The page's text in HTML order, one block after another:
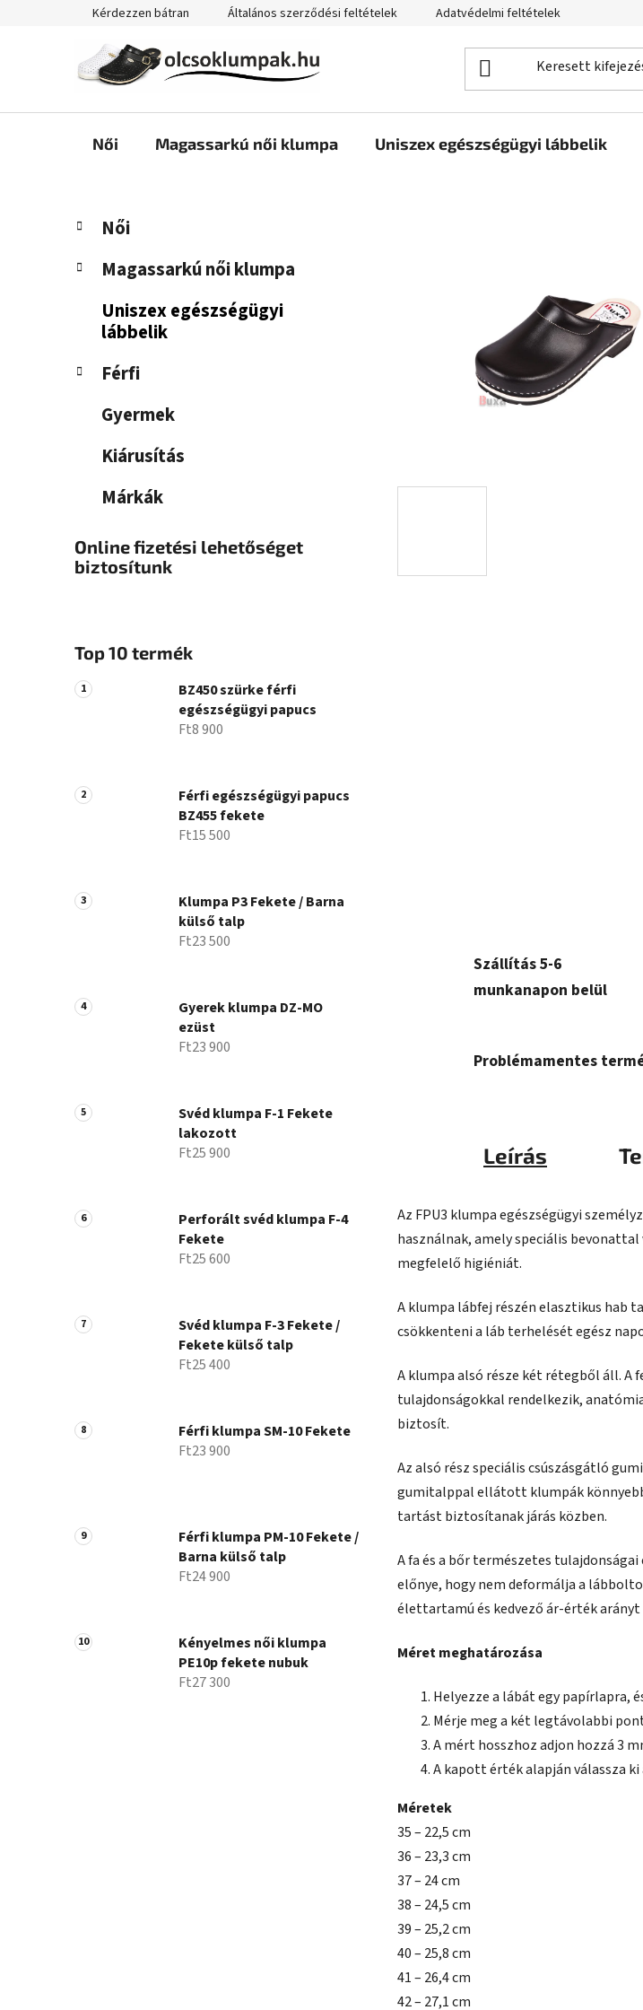
tartalomhoz
Kérdezzen bátran Általános szerződési feltételek Adatvédelmi feltételek
Női Magassarkú női klumpa Uniszex egészségügyi lábbelik
O
d
p
Kategóriák
átugrása
K
a
e
á
Női
Magassarkú női klumpa
Uniszex egészségügyi
lábbelik
Férfi
Gyermek
Kiárusítás
Márkák
Online fizetési lehetőséget
biztosítunk
Top 10 termék
BZ450 szürke férfi
egészségügyi papucs
Ft8 900
Férfi egészségügyi papucs
BZ455 fekete
Ft15 500
Klumpa P3 Fekete / Barna
külső talp
Ft23 500
Gyerek klumpa DZ-MO
ezüst
Ft23 900
Svéd klumpa F-1 Fekete
lakozott
Ft25 900
Perforált svéd klumpa F-4
Fekete
Ft25 600
Svéd klumpa F-3 Fekete /
Fekete külső talp
Ft25 400
Férfi klumpa SM-10 Fekete
Ft23 900
Férfi klumpa PM-10 Fekete /
Barna külső talp
Ft24 900
Kényelmes női klumpa
PE10p fekete nubuk
Ft27 300
Szállítás 5-6
munkanapon belül
Problémamentes
Leírás
Az FPU3 klumpa egészségügyi
használnak, amely speciális
megfelelő higiéniát.
A klumpa lábfej részén elasztikus hab
csökkenteni a láb terhelését egész
A klumpa alsó része két rétegből áll. A
tulajdonságokkal rendelkezik,
biztosít.
Az alsó rész speciális csúszásgátló
gumitalppal ellátott klumpák
tartást biztosítanak járás közben.
A fa és a bőr természetes
előnye, hogy nem deformálja a
élettartamú és kedvező ár-érték arányt
Méret meghatározása
Helyezze a lábát egy papírlapra,
Mérje meg a két legtávolabbi
A mért hosszhoz adjon hozzá 3
A kapott érték alapján válassza
Méretek
35 – 22,5 cm
36 – 23,3 cm
37 – 24 cm
38 – 24,5 cm
39 – 25,2 cm
40 – 25,8 cm
41 – 26,4 cm
42 – 27,1 cm